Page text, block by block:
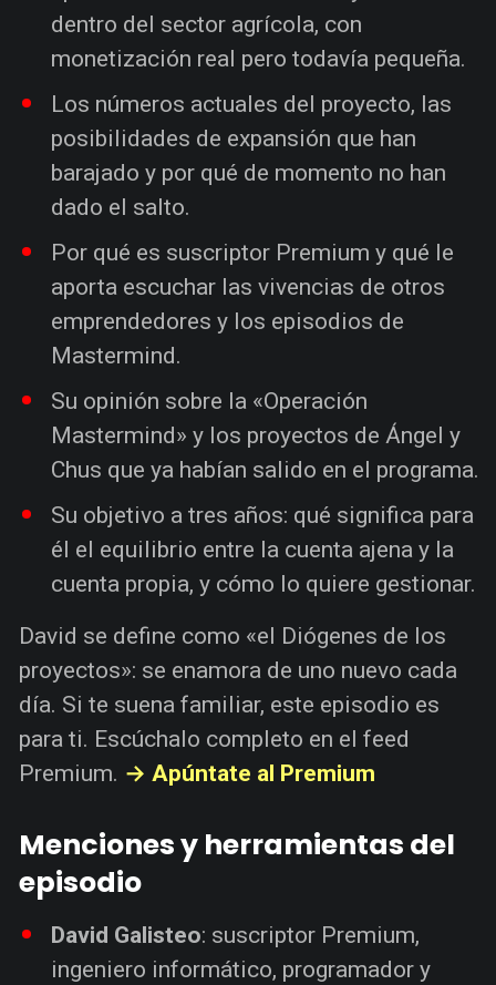
dentro del sector agrícola, con
monetización real pero todavía pequeña.
Los números actuales del proyecto, las
posibilidades de expansión que han
barajado y por qué de momento no han
dado el salto.
Por qué es suscriptor Premium y qué le
aporta escuchar las vivencias de otros
emprendedores y los episodios de
Mastermind.
Su opinión sobre la «Operación
Mastermind» y los proyectos de Ángel y
Chus que ya habían salido en el programa.
Su objetivo a tres años: qué significa para
él el equilibrio entre la cuenta ajena y la
cuenta propia, y cómo lo quiere gestionar.
David se define como «el Diógenes de los
proyectos»: se enamora de uno nuevo cada
día. Si te suena familiar, este episodio es
para ti. Escúchalo completo en el feed
Premium. → Apúntate al Premium
Menciones y herramientas del
episodio
David Galisteo: suscriptor Premium,
ingeniero informático, programador y